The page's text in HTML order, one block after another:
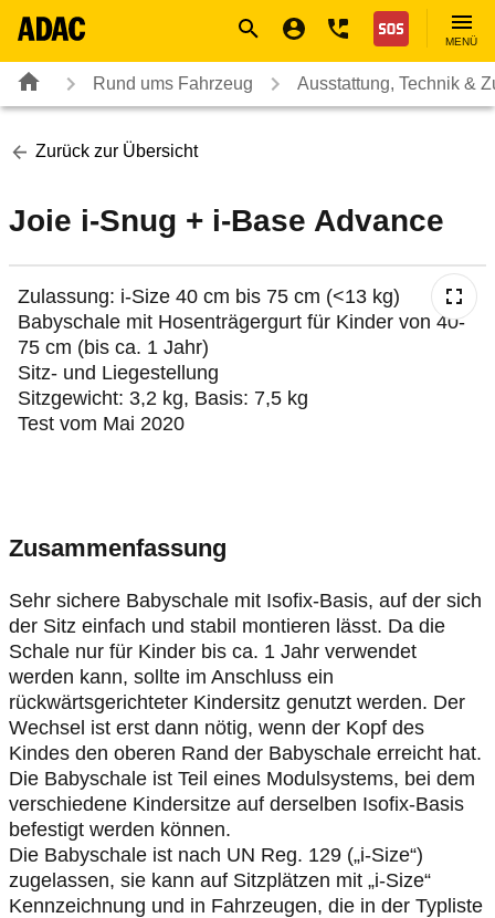
Nothilfe
MENÜ
Rund ums Fahrzeug Ausstattung, Technik &
Zurück zur Übersicht
Joie i-Snug + i-Base Advance
Zulassung: i-Size 40 cm bis 75 cm (<13 kg)
Babyschale mit Hosenträgergurt für Kinder von 40-
75 cm (bis ca. 1 Jahr)
Sitz- und Liegestellung
Sitzgewicht: 3,2 kg, Basis: 7,5 kg
Test vom Mai 2020
Zusammenfassung
Sehr sichere Babyschale mit Isofix-Basis, auf der sich
der Sitz einfach und stabil montieren lässt. Da die
Schale nur für Kinder bis ca. 1 Jahr verwendet
werden kann, sollte im Anschluss ein
rückwärtsgerichteter Kindersitz genutzt werden. Der
Wechsel ist erst dann nötig, wenn der Kopf des
Kindes den oberen Rand der Babyschale erreicht hat.
Die Babyschale ist Teil eines Modulsystems, bei dem
verschiedene Kindersitze auf derselben Isofix-Basis
befestigt werden können.
Die Babyschale ist nach UN Reg. 129 („i-Size“)
zugelassen, sie kann auf Sitzplätzen mit „i-Size“
Kennzeichnung und in Fahrzeugen, die in der Typliste